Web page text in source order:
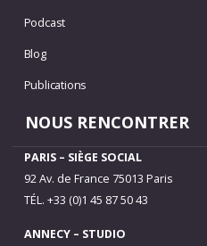
Podcast
Blog
Publications
NOUS RENCONTRER
PARIS – SIÈGE SOCIAL
92 Av. de France 75013 Paris
TÉL. +33 (0)1 45 87 50 43
ANNECY – STUDIO